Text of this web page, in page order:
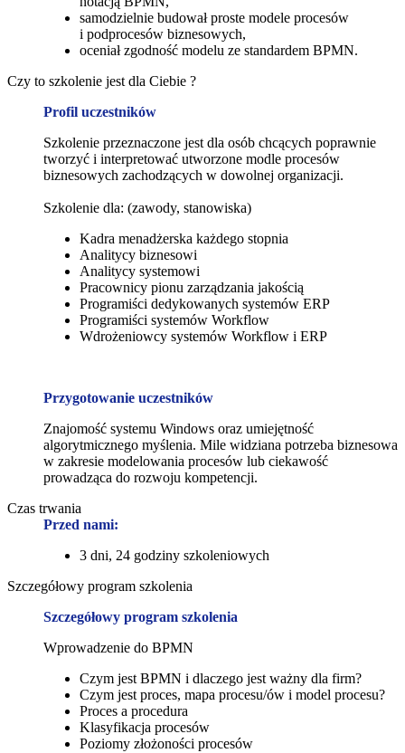
samodzielnie budował proste modele procesów
i podprocesów biznesowych,
oceniał zgodność modelu ze standardem BPMN.
Czy to szkolenie jest dla Ciebie ?
Profil uczestników
Szkolenie przeznaczone jest dla osób chcących poprawnie
tworzyć i interpretować utworzone modle procesów
biznesowych zachodzących w dowolnej organizacji.
Szkolenie dla: (zawody, stanowiska)
Kadra menadżerska każdego stopnia
Analitycy biznesowi
Analitycy systemowi
Pracownicy pionu zarządzania jakością
Programiści dedykowanych systemów ERP
Programiści systemów Workflow
Wdrożeniowcy systemów Workflow i ERP
Przygotowanie uczestników
Znajomość systemu Windows oraz umiejętność
algorytmicznego myślenia. Mile widziana potrzeba biznesowa
w zakresie modelowania procesów lub ciekawość
prowadząca do rozwoju kompetencji.
Czas trwania
Przed nami:
3 dni, 24 godziny szkoleniowych
Szczegółowy program szkolenia
Szczegółowy program szkolenia
Wprowadzenie do BPMN
Czym jest BPMN i dlaczego jest ważny dla firm?
Czym jest proces, mapa procesu/ów i model procesu?
Proces a procedura
Klasyfikacja procesów
Poziomy złożoności procesów